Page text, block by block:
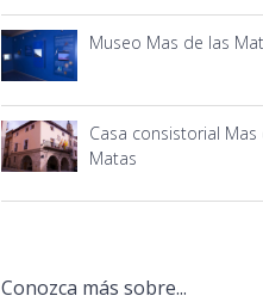
Museo Mas de las
Casa consistorial Mas
Matas
Conozca más sobre...